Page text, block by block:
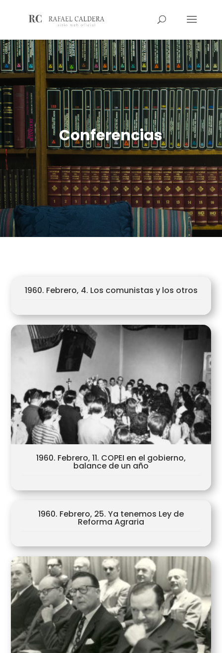
Conferencias
1960. Febrero, 4. Los comunistas y los otros
1960. Febrero, 11. COPEI en el gobierno,
balance de un año
1960. Febrero, 25. Ya tenemos Ley de
Reforma Agraria